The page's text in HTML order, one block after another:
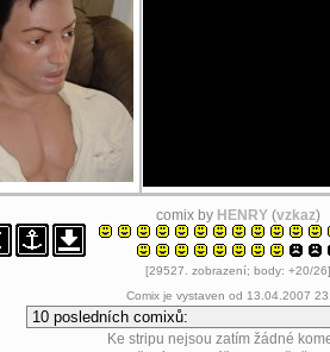
comix by HENRY (vzkaz)
[29527. zobrazení; body: +20/26]
Comix je vystaven od 13.04.2007
Ke stripu nejsou zatím žádné